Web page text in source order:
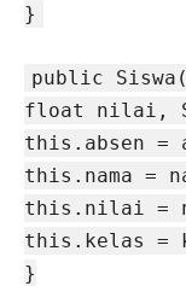
}
public
float nilai,
this.absen =
this.nama =
this.nilai =
this.kelas =
}